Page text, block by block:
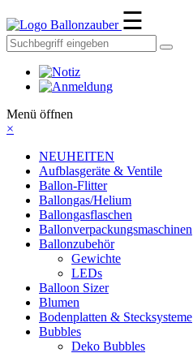
Ballonzauber ☰
Menü öffnen
×
NEUHEITEN
Aufblasgeräte & Ventile
Ballon-Flitter
Ballongas/Helium
Ballongasflaschen
Ballonverpackungsmaschinen
Ballonzubehör
Gewichte
LEDs
Balloon Sizer
Blumen
Bodenplatten & Stecksysteme
Bubbles
Deko Bubbles